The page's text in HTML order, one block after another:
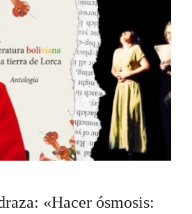
«Hacer ósmosis: